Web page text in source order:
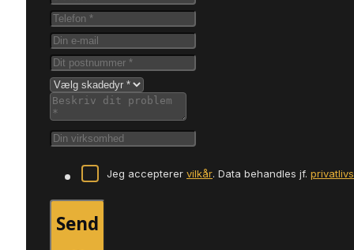
Jeg accepterer vilkår. Data behandles jf.
Send